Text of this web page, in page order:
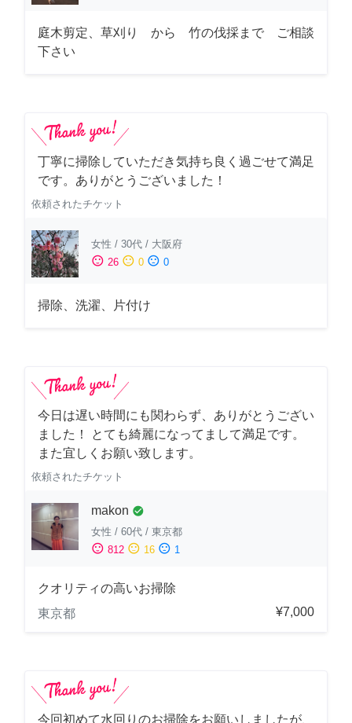
庭木剪定、草刈り から 竹の伐採まで ご相談
下さい
丁寧に掃除していただき気持ち良く過ごせて満足
です。ありがとうございました！
依頼されたチケット
女性 / 30代 / 大阪府
sentiment_satisfied 26 sentiment_neutral 0 sentiment_dissatisfied 0
掃除、洗濯、片付け
今日は遅い時間にも関わらず、ありがとうござい
ました！ とても綺麗になってまして満足です。
また宜しくお願い致します。
依頼されたチケット
makon check_circle
女性 / 60代 / 東京都
sentiment_satisfied 812 sentiment_neutral 16 sentiment_dissatisfied 1
クオリティの高いお掃除
東京都
¥7,000
今回初めて水回りのお掃除をお願いしましたが、